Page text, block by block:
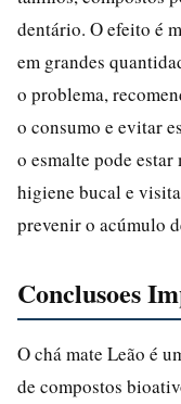
dentário. O efeito é
em grandes
o problema,
o consumo e evitar
o esmalte pode
higiene bucal e
prevenir o acúmulo
Conclusoes
O chá mate Leão é
de compostos